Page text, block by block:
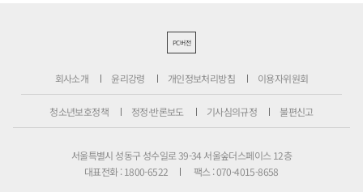
PC버전
회사소개 윤리강령 개인정보처리방침 이용자위원회
청소년보호정책 정정·반론보도 기사심의규정 불편신고
서울특별시 성동구 성수일로 39-34 서울숲더스페이스 12층
대표전화 : 1800-6522
팩스 : 070-4015-8658